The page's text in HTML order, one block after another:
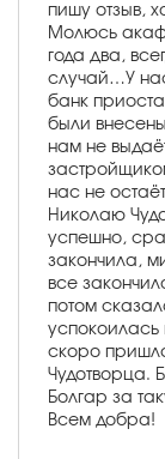
пишу отзыв,
Молюсь
года два,
случай…У
банк
были
нам не
нас не
Николаю
успешно,
закончила,
все
потом
успокоилась
скоро
Чудотворца.
Болгар за
Всем добра!